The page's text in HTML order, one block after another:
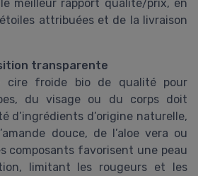
meilleur rapport qualité/prix, en
attribuées et de la livraison
transparente
cire froide bio de qualité pour
du visage ou du corps doit
d’ingrédients d’origine naturelle,
douce, de l’aloe vera ou
composants favorisent une peau
limitant les rougeurs et les